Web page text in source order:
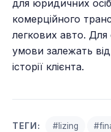
для юридичних
комерційного
легкових авто. Для
умови залежать
історії клієнта.
ТЕГИ: #lizing